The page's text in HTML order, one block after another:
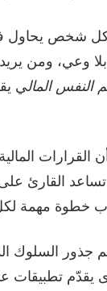
شخص يحاول
وعي، ومن
النفس المالي
القرارات
القارئ على
خطوة مهمة
جذور السلوك
يقدّم تطبيقات